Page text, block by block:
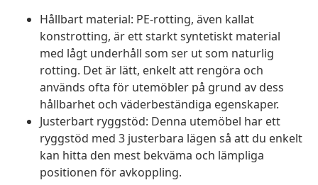
Hållbart material: PE-rotting, även kallat
konstrotting, är ett starkt syntetiskt material
med lågt underhåll som ser ut som naturlig
rotting. Det är lätt, enkelt att rengöra och
används ofta för utemöbler på grund av dess
hållbarhet och väderbeständiga egenskaper.
Justerbart ryggstöd: Denna utemöbel har ett
ryggstöd med 3 justerbara lägen så att du enkelt
kan hitta den mest bekväma och lämpliga
positionen för avkoppling.